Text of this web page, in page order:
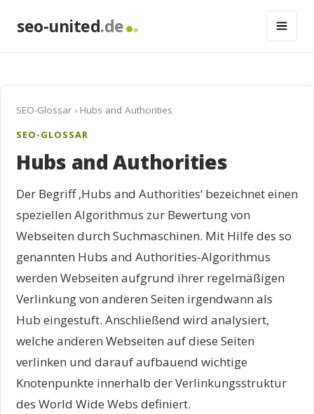
seo-united.de
SEO-Glossar › Hubs and Authorities
SEO-GLOSSAR
Hubs and Authorities
Der Begriff ‚Hubs and Authorities‘ bezeichnet einen
speziellen Algorithmus zur Bewertung von
Webseiten durch Suchmaschinen. Mit Hilfe des so
genannten Hubs and Authorities-Algorithmus
werden Webseiten aufgrund ihrer regelmäßigen
Verlinkung von anderen Seiten irgendwann als
Hub eingestuft. Anschließend wird analysiert,
welche anderen Webseiten auf diese Seiten
verlinken und darauf aufbauend wichtige
Knotenpunkte innerhalb der Verlinkungsstruktur
des World Wide Webs definiert.